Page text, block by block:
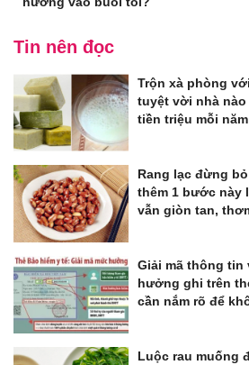
Tin nên đọc
Trộn xà phòng
tuyệt vời nhà
tiền triệu mỗi năm
Rang lạc đừng
thêm 1 bước này
vẫn giòn tan,
Giải mã thông
hưởng ghi trên
cần nắm rõ để
Luộc rau muống